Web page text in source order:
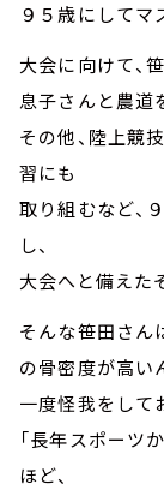
９５歳にしてマ
大会に向けて、
息子さんと農道
その他、陸上競
習にも
取り組むなど、
し、
大会へと備えた
そんな笹田さん
の骨密度が高い
一度怪我をして
「長年スポーツ
ほど、